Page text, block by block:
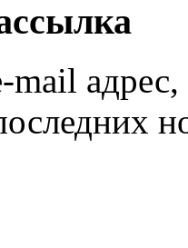
mail